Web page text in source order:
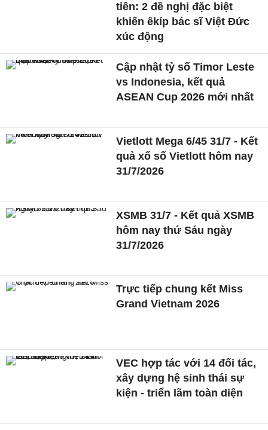
tiên: 2 đề nghị đặc biệt
khiến êkíp bác sĩ Việt Đức
xúc động
Cập nhật tỷ số Timor Leste
vs Indonesia, kết quả
ASEAN Cup 2026 mới nhất
Vietlott Mega 6/45 31/7 - Kết
quả xổ số Vietlott hôm nay
31/7/2026
XSMB 31/7 - Kết quả XSMB
hôm nay thứ Sáu ngày
31/7/2026
Trực tiếp chung kết Miss
Grand Vietnam 2026
VEC hợp tác với 14 đối tác,
xây dựng hệ sinh thái sự
kiện - triển lãm toàn diện